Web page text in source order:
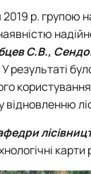
р.
С.В.,
У результаті